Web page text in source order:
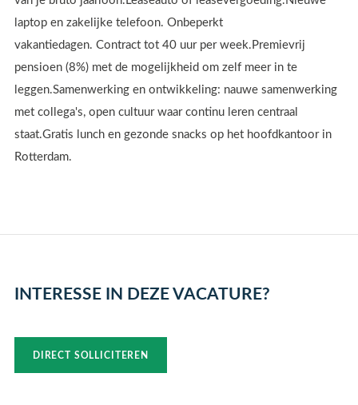
laptop en zakelijke telefoon. Onbeperkt
vakantiedagen. Contract tot 40 uur per week.Premievrij
pensioen (8%) met de mogelijkheid om zelf meer in te
leggen.Samenwerking en ontwikkeling: nauwe samenwerking
met collega's, open cultuur waar continu leren centraal
staat.Gratis lunch en gezonde snacks op het hoofdkantoor in
Rotterdam.
INTERESSE IN DEZE VACATURE?
DIRECT SOLLICITEREN